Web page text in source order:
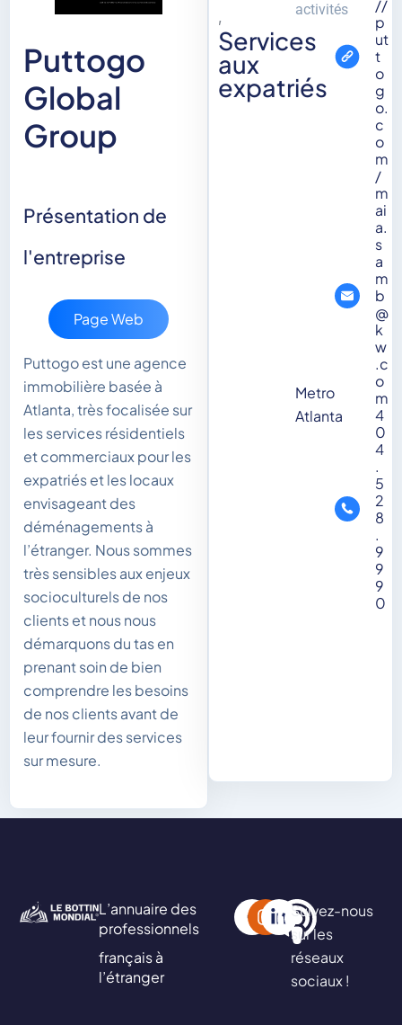
Puttogo
Global
Group
Présentation de
l'entreprise
Page Web
Puttogo est une agence
immobilière basée à
Atlanta, très focalisée sur
les services résidentiels
et commerciaux pour les
expatriés et les locaux
envisageant des
déménagements à
l’étranger. Nous sommes
très sensibles aux enjeux
socioculturels de nos
clients et nous nous
démarquons du tas en
prenant soin de bien
comprendre les besoins
de nos clients avant de
leur fournir des services
sur mesure.
,
Services
aux
expatriés
activités
Metro
Atlanta
//
p
ut
t
o
g
o.
c
o
m
/
m
ai
a.
s
a
m
b
@
k
w
.c
o
m
4
0
4
.
5
2
8
.
9
9
9
0
L’annuaire des
professionnels
français à
l’étranger
Suivez-nous
sur les
réseaux
sociaux !